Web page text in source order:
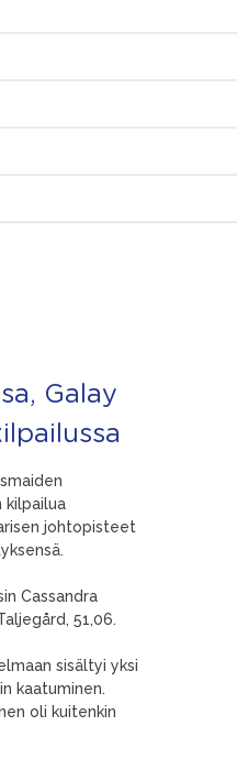
Galay
kilpailua
johtopisteet
Cassandra
51,06.
sisältyi yksi
kaatuminen.
oli kuitenkin